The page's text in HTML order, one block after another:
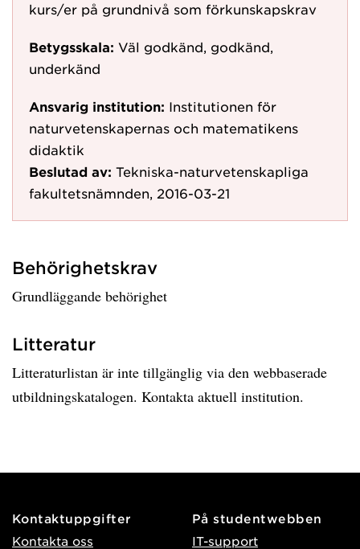
kurs/er på grundnivå som förkunskapskrav
Betygsskala: Väl godkänd, godkänd,
underkänd
Ansvarig institution: Institutionen för
naturvetenskapernas och matematikens
didaktik
Beslutad av: Tekniska-naturvetenskapliga
fakultetsnämnden, 2016-03-21
Behörighetskrav
Grundläggande behörighet
Litteratur
Litteraturlistan är inte tillgänglig via den webbaserade
utbildningskatalogen. Kontakta aktuell institution.
Kontaktuppgifter
Kontakta oss
På studentwebben
IT-support